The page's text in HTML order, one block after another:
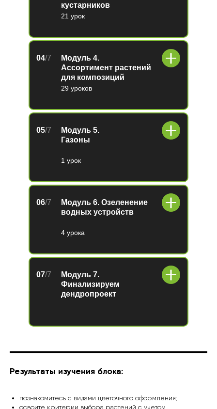
кустарников
21 урок
Модуль 4.
Ассортимент растений
для композиций
04/7
29 уроков
Модуль 5.
Газоны
05/7
1 урок
Модуль 6. Озеленение
водных устройств
06/7
4 урока
Модуль 7.
Финализируем
дендропроект
07/7
Результаты изучения блока:
познакомитесь с видами цветочного оформления;
освоите критерии выбора растений с учетом